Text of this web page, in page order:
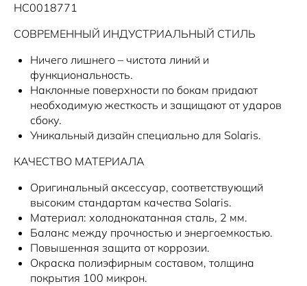
HC0018771
СОВРЕМЕННЫЙ ИНДУСТРИАЛЬНЫЙ СТИЛЬ
Ничего лишнего – чистота линий и
функциональность.
Наклонные поверхности по бокам придают
необходимую жесткость и защищают от ударов
сбоку.
Уникальный дизайн специально для Solaris.
КАЧЕСТВО МАТЕРИАЛА
Оригинальный аксессуар, соответствующий
высоким стандартам качества Solaris.
Материал: холоднокатанная сталь, 2 мм.
Баланс между прочностью и энергоемкостью.
Повышенная защита от коррозии.
Окраска полиэфирным составом, толщина
покрытия 100 микрон.